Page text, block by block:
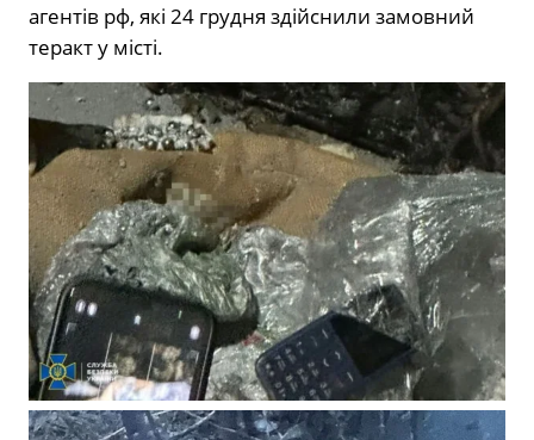
агентів рф, які 24 грудня здійснили замовний
теракт у місті.